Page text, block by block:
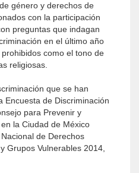
género y derechos de
con la participación
preguntas que indagan
en el último año
como el tono de
religiosas.
que se han
Encuesta de Discriminación
para Prevenir y
la Ciudad de México
de Derechos
Grupos Vulnerables 2014,